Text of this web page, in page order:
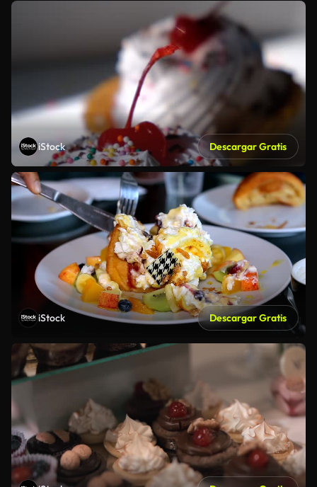
iStock Descargar Gratis
iStock Descargar Gratis